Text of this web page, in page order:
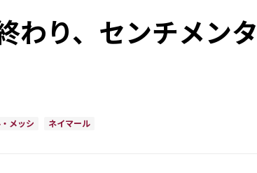
わり、センチメン
メッシ ネイマール